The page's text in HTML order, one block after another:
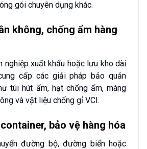
gói chuyên dụng khác.
không, chống ẩm hàng
nghiệp xuất khẩu hoặc lưu kho dài
cấp các giải pháp bảo quản
túi hút ẩm, hạt chống ẩm, màng
và vật liệu chống gỉ VCI.
bảo vệ hàng hóa
đường bộ, đường biển hoặc